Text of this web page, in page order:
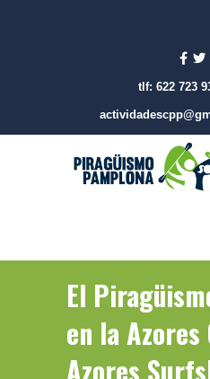
tlf: 622 723
El
en la Azores
Azores